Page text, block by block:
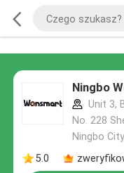
Ningbo
Unit 3,
No. 228
Ningbo
5.0